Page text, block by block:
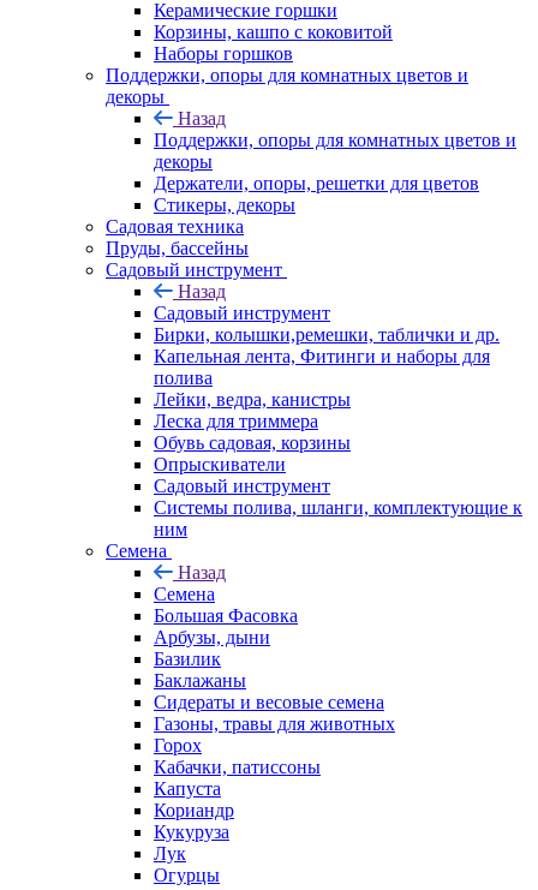
Керамические горшки
Корзины, кашпо с коковитой
Наборы горшков
Поддержки, опоры для комнатных цветов и
декоры
Назад
Поддержки, опоры для комнатных цветов и
декоры
Держатели, опоры, решетки для цветов
Стикеры, декоры
Садовая техника
Пруды, бассейны
Садовый инструмент
Назад
Садовый инструмент
Бирки, колышки,ремешки, таблички и др.
Капельная лента, Фитинги и наборы для
полива
Лейки, ведра, канистры
Леска для триммера
Обувь садовая, корзины
Опрыскиватели
Садовый инструмент
Системы полива, шланги, комплектующие к
ним
Семена
Назад
Семена
Большая Фасовка
Арбузы, дыни
Базилик
Баклажаны
Сидераты и весовые семена
Газоны, травы для животных
Горох
Кабачки, патиссоны
Капуста
Кориандр
Кукуруза
Лук
Огурцы